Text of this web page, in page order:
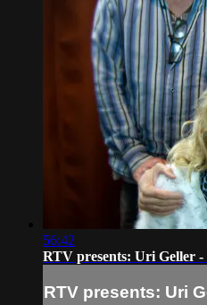
56:42
RTV presents: Uri Geller
RTV presents: Uri